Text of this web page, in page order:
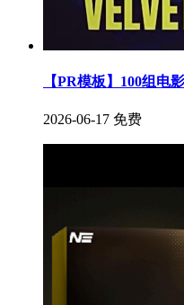
【PR模板】100组电
2026-06-17 免费